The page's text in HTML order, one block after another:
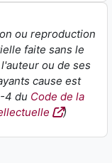
ou reproduction
faite sans le
ou de ses
cause est
4 du Code de la
)